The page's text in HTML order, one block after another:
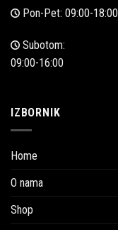
Pon-Pet: 09:00-18:00
Subotom:
09:00-16:00
IZBORNIK
Home
O nama
Shop